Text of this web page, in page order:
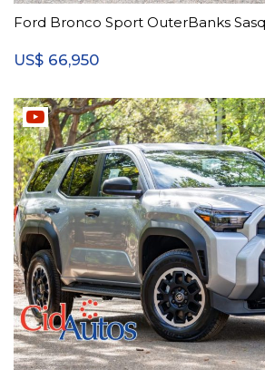
Ford Bronco Sport OuterBanks
US$ 66,950